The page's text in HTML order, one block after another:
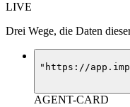
LIVE
Drei Wege, die Daten
"https://
AGENT-CARD